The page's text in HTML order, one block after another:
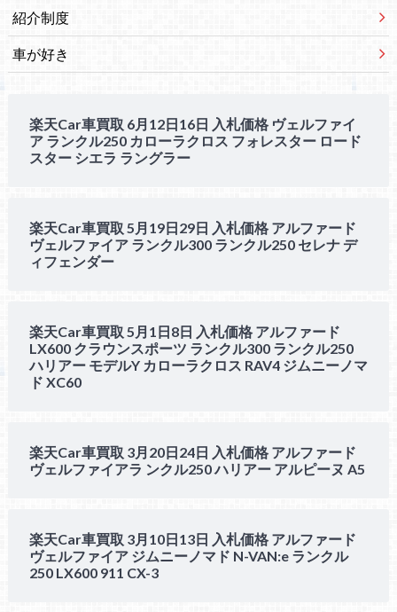
紹介制度
車が好き
楽天Car車買取 6月12日16日 入札価格 ヴェルファイ
ア ランクル250 カローラクロス フォレスター ロード
スター シエラ ラングラー
楽天Car車買取 5月19日29日 入札価格 アルファード
ヴェルファイア ランクル300 ランクル250 セレナ デ
ィフェンダー
楽天Car車買取 5月1日8日 入札価格 アルファード
LX600 クラウンスポーツ ランクル300 ランクル250
ハリアー モデルY カローラクロス RAV4 ジムニーノマ
ド XC60
楽天Car車買取 3月20日24日 入札価格 アルファード
ヴェルファイアラ ンクル250 ハリアー アルピーヌ A5
楽天Car車買取 3月10日13日 入札価格 アルファード
ヴェルファイア ジムニーノマド N-VAN:e ランクル
250 LX600 911 CX-3